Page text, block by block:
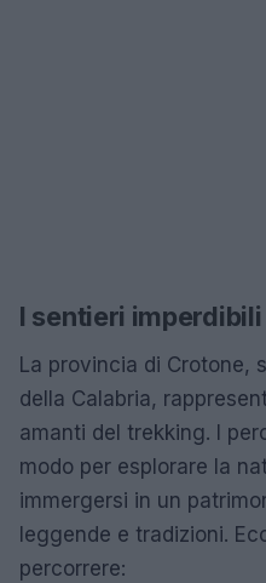
I sentieri
La provincia di Crotone,
della Calabria,
amanti del trekking. I
modo per esplorare la
immergersi in un
leggende e tradizioni.
percorrere: